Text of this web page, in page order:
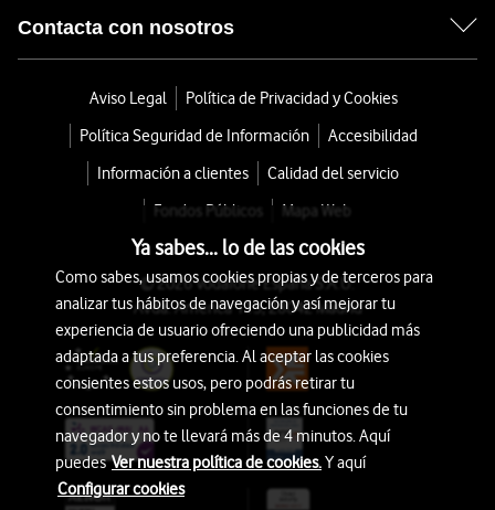
Contacta con nosotros
Aviso Legal
Política de Privacidad y Cookies
Política Seguridad de Información
Accesibilidad
Información a clientes
Calidad del servicio
Fondos Públicos
Mapa Web
© 2026 Vodafone España S.A.U.
Avda. América 115, 28042 Madrid
Ya sabes... lo de las cookies
Como sabes, usamos cookies propias y de terceros para
analizar tus hábitos de navegación y así mejorar tu
experiencia de usuario ofreciendo una publicidad más
adaptada a tus preferencia. Al aceptar las cookies
consientes estos usos, pero podrás retirar tu
consentimiento sin problema en las funciones de tu
navegador y no te llevará más de 4 minutos. Aquí
puedesVer nuestra política de cookies.Y aquí
Configurar cookies